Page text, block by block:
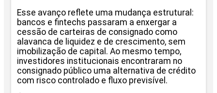
Esse avanço reflete uma mudança estrutural:
bancos e fintechs passaram a enxergar a
cessão de carteiras de consignado como
alavanca de liquidez e de crescimento, sem
imobilização de capital. Ao mesmo tempo,
investidores institucionais encontraram no
consignado público uma alternativa de crédito
com risco controlado e fluxo previsível.